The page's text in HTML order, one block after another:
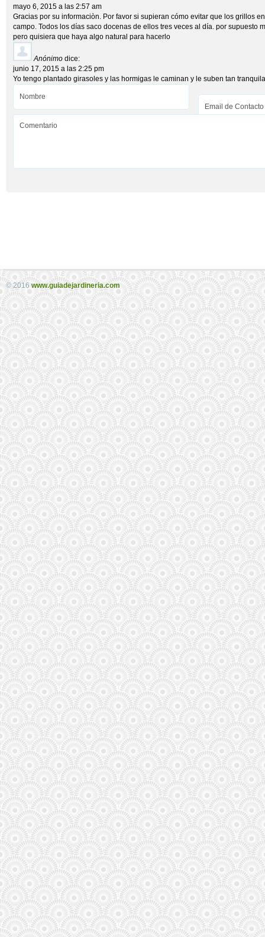
mayo 6, 2015 a las 2:57 am
Gracias por su informaciòn. Por favor si supieran cómo evitar que los grillos
campo. Todos los días saco docenas de ellos tres veces al día. por supuesto
pero quisiera que haya algo natural para hacerlo
Anónimo dice:
junio 17, 2015 a las 2:25 pm
Yo tengo plantado girasoles y las hormigas le caminan y le suben tan
© 2016 www.guiadejardineria.com